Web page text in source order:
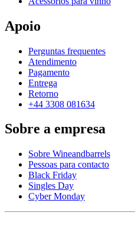
Apoio
Perguntas frequentes
Atendimento
Pagamento
Entrega
Retorno
+44 3308 081634
Sobre a empresa
Sobre Wineandbarrels
Pessoas para contacto
Black Friday
Singles Day
Cyber Monday